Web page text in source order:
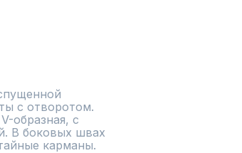
с отворотом.
образная, с
В боковых швах
карманы.